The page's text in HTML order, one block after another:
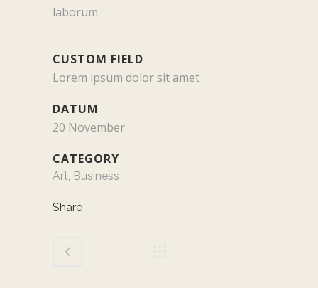
laborum
CUSTOM FIELD
Lorem ipsum dolor sit amet
DATUM
20 November
CATEGORY
Art, Business
Share